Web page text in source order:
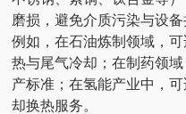
磨损，避免介质污染与设
例如，在石油炼制领域，
热与尾气冷却；在制药领
产标准；在氢能产业中，
却换热服务。